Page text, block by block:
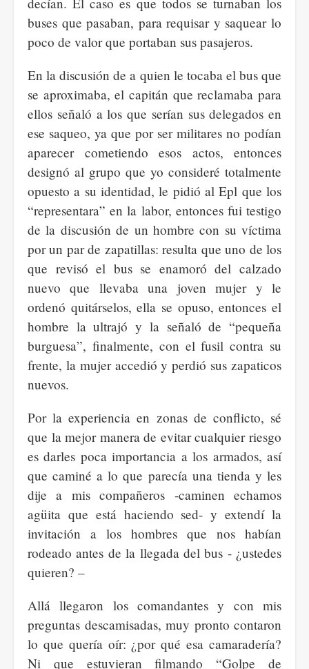
buses que pasaban, para requisar y saquear lo
poco de valor que portaban sus pasajeros.
En la discusión de a quien le tocaba el bus que
se aproximaba, el capitán que reclamaba para
ellos señaló a los que serían sus delegados en
ese saqueo, ya que por ser militares no podían
aparecer cometiendo esos actos, entonces
designó al grupo que yo consideré totalmente
opuesto a su identidad, le pidió al Epl que los
“representara” en la labor, entonces fui testigo
de la discusión de un hombre con su víctima
por un par de zapatillas: resulta que uno de los
que revisó el bus se enamoró del calzado
nuevo que llevaba una joven mujer y le
ordenó quitárselos, ella se opuso, entonces el
hombre la ultrajó y la señaló de “pequeña
burguesa”, finalmente, con el fusil contra su
frente, la mujer accedió y perdió sus zapaticos
nuevos.
Por la experiencia en zonas de conflicto, sé
que la mejor manera de evitar cualquier riesgo
es darles poca importancia a los armados, así
que caminé a lo que parecía una tienda y les
dije a mis compañeros -caminen echamos
agüita que está haciendo sed- y extendí la
invitación a los hombres que nos habían
rodeado antes de la llegada del bus - ¿ustedes
quieren? –
Allá llegaron los comandantes y con mis
preguntas descamisadas, muy pronto contaron
lo que quería oír: ¿por qué esa camaradería?
Ni que estuvieran filmando “Golpe de